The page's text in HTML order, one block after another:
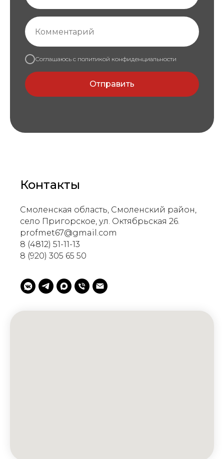
Соглашаюсь с политикой конфиденциальности
Отправить
Контакты
Смоленская область, Смоленский район,
село Пригорское, ул. Октябрьская 26.
profmet67@gmail.com
8 (4812) 51-11-13
8 (920) 305 65 50